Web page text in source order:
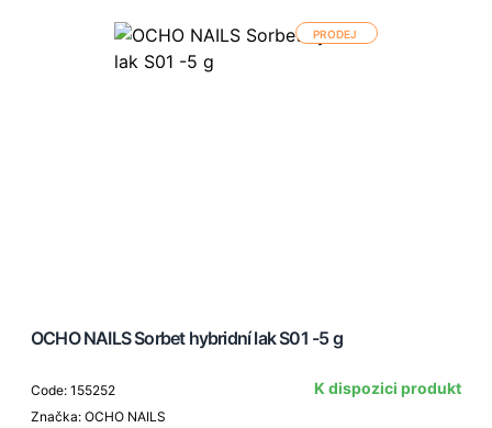
PRODEJ
OCHO NAILS Sorbet hybridní lak S01 -5 g
Code: 155252
Značka: OCHO NAILS
K dispozici produkt